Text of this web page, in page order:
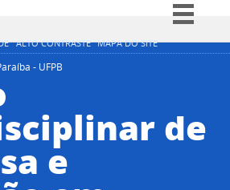
ALTO CONTRASTE MAPA DO SITE
Simplifique!
Acesso à informação
Legislação
- UFPB
de
e